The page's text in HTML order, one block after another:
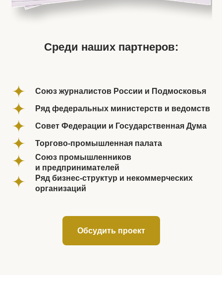
Среди наших партнеров:
Союз журналистов России и Подмосковья
Ряд федеральных министерств и ведомств
Совет Федерации и Государственная Дума
Торгово-промышленная палата
Союз промышленников
и предпринимателей
Ряд бизнес-структур и некоммерческих
организаций
Обсудить проект